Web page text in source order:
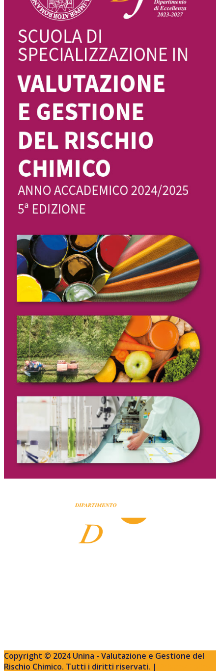
Copyright © 2024 Unina - Valutazione e Gestione del
Rischio Chimico. Tutti i diritti riservati. |